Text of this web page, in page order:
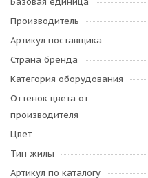
Производитель
Артикул поставщика
Страна бренда
Категория оборудования
Оттенок цвета от
производителя
Цвет
Тип жилы
Артикул по каталогу